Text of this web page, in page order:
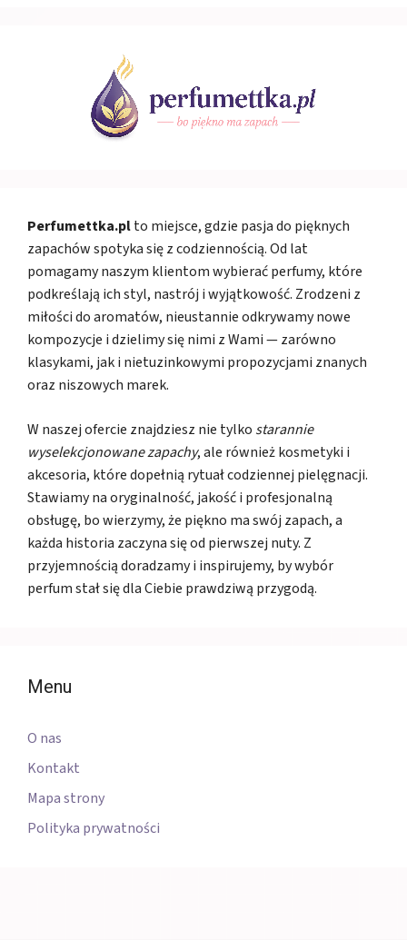
Perfumettka.plto miejsce, gdzie pasja do pięknych
zapachów spotyka się z codziennością. Od lat
pomagamy naszym klientom wybierać perfumy, które
podkreślają ich styl, nastrój i wyjątkowość. Zrodzeni z
miłości do aromatów, nieustannie odkrywamy nowe
kompozycje i dzielimy się nimi z Wami — zarówno
klasykami, jak i nietuzinkowymi propozycjami znanych
oraz niszowych marek.
W naszej ofercie znajdziesz nie tylko starannie
wyselekcjonowane zapachy, ale również kosmetyki i
akcesoria, które dopełnią rytuał codziennej pielęgnacji.
Stawiamy na oryginalność, jakość i profesjonalną
obsługę, bo wierzymy, że piękno ma swój zapach, a
każda historia zaczyna się od pierwszej nuty. Z
przyjemnością doradzamy i inspirujemy, by wybór
perfum stał się dla Ciebie prawdziwą przygodą.
Menu
O nas
Kontakt
Mapa strony
Polityka prywatności